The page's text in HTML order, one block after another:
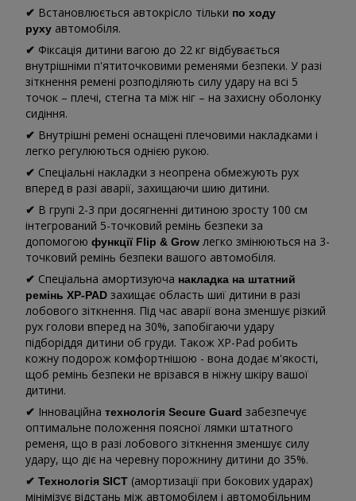
✔ Встановлюється автокрісло тільки по ходу
руху автомобіля.
✔ Фіксація дитини вагою до 22 кг відбувається
внутрішніми п'ятиточковими ременями безпеки. У разі
зіткнення ремені розподіляють силу удару на всі 5
точок – плечі, стегна та між ніг – на захисну оболонку
сидіння.
✔ Внутрішні ремені оснащені плечовими накладками і
легко регулюються однією рукою.
✔ Спеціальні накладки з неопрена обмежують рух
вперед в разі аварії, захищаючи шию дитини.
✔ В групі 2-3 при досягненні дитиною зросту 100 см
інтегрований 5-точковий ремінь безпеки за
допомогою функції Flip & Grow легко змінюються на 3-
точковий ремінь безпеки вашого автомобіля.
✔ Спеціальна амортизуюча накладка на штатний
ремінь XP-PAD захищає область шиї дитини в разі
лобового зіткнення. Під час аварії вона зменшує різкий
рух голови вперед на 30%, запобігаючи удару
підборіддя дитини об груди. Також XP-Pad робить
кожну подорож комфортнішою - вона додає м'якості,
щоб ремінь безпеки не врізався в ніжну шкіру вашої
дитини.
✔ Інноваційна технологія Secure Guard забезпечує
оптимальне положення поясної лямки штатного
ременя, що в разі лобового зіткнення зменшує силу
удару, що діє на черевну порожнину дитини до 35%.
✔ Технологія SICT (амортизації при бокових ударах)
мінімізує відстань між автомобілем і автомобільним